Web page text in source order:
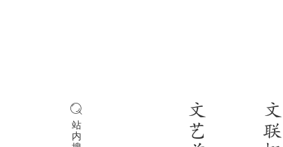
站
内
文
艺
文
联